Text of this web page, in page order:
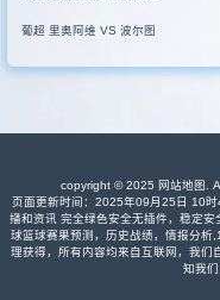
葡超 里奥阿维 VS 波尔图
copyright © 2025 网站地图 .
页面更新时间：2025年09月25日 10
播和资讯 完全绿色安全无插件，稳定
球篮球赛果预测，历史战绩，情报分析
理获得，所有内容均来自互联网，我们
知我们